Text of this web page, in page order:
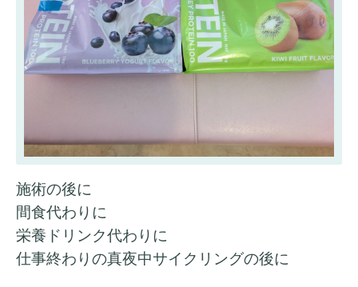
施術の後に
間食代わりに
栄養ドリンク代わりに
仕事終わりの真夜中サイクリングの後に